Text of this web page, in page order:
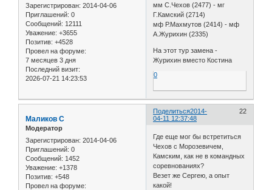
Зарегистрирован: 2014-04-06
Приглашений: 0
Сообщений: 12111
Уважение: +3655
Позитив: +4528
Провел на форуме:
7 месяцев 3 дня
Последний визит:
2026-07-21 14:23:53
мм С.Чехов (2477) - мг
Г.Камский (2714)
мф Р.Махмутов (2414) - мф
А.Журихин (2335)
На этот тур замена -
Журихин вместо Костина
0
Поделиться 22
2014-
04-11 12:37:48
Маликов С
Модератор
Зарегистрирован: 2014-04-06
Приглашений: 0
Сообщений: 1452
Уважение: +1378
Позитив: +548
Провел на форуме:
Где еще мог бы встретиться
Чехов с Морозевичем,
Камским, как не в командных
соревнованиях?
Везет же Сергею, а опыт
какой!